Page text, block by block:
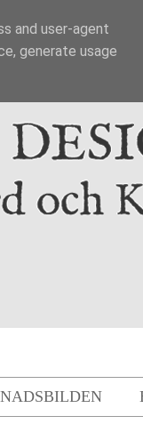
and user-agent
generate usage